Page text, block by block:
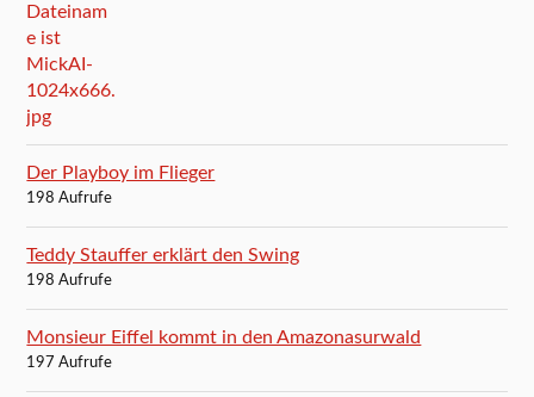
Der Playboy im Flieger
198 Aufrufe
Teddy Stauffer erklärt den Swing
198 Aufrufe
Monsieur Eiffel kommt in den Amazonasurwald
197 Aufrufe